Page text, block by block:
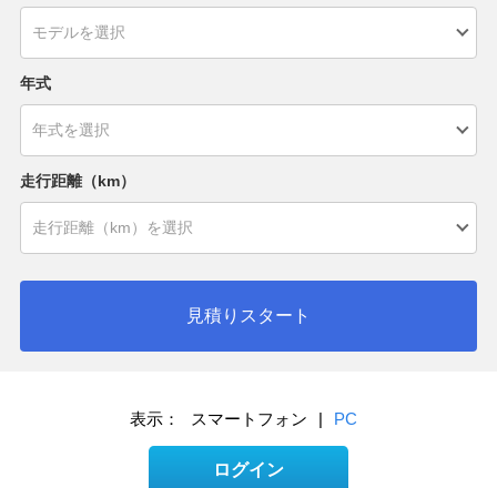
年式
走行距離（km）
見積りスタート
表示： スマートフォン | PC
ログイン